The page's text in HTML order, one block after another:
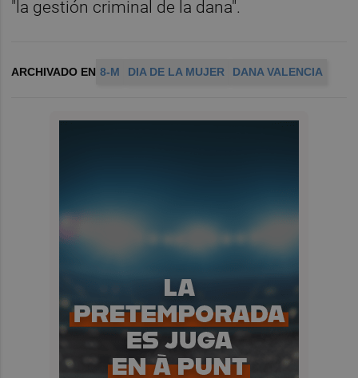
"la gestión criminal de la dana".
ARCHIVADO EN 8-M DIA DE LA MUJER DANA VALENCIA